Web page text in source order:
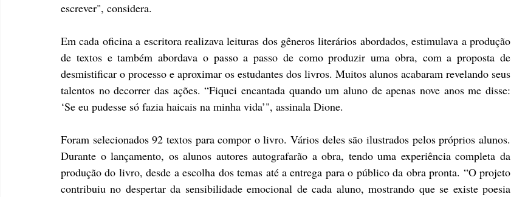
escrever", considera.
Em cada oficina a escritora realizava leituras dos gêneros literários abordados, estimulava a produção
de textos e também abordava o passo a passo de como produzir uma obra, com a proposta de
desmistificar o processo e aproximar os estudantes dos livros. Muitos alunos acabaram revelando seus
talentos no decorrer das ações. “Fiquei encantada quando um aluno de apenas nove anos me disse:
‘Se eu pudesse só fazia haicais na minha vida’", assinala Dione.
Foram selecionados 92 textos para compor o livro. Vários deles são ilustrados pelos próprios alunos.
Durante o lançamento, os alunos autores autografarão a obra, tendo uma experiência completa da
produção do livro, desde a escolha dos temas até a entrega para o público da obra pronta. “O projeto
contribuiu no despertar da sensibilidade emocional de cada aluno, mostrando que se existe poesia